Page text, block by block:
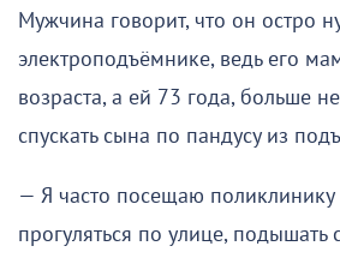
Мужчина говорит, что он остро
электроподъёмнике, ведь его
возраста, а ей 73 года, больше
спускать сына по пандусу из
— Я часто посещаю
прогуляться по улице,